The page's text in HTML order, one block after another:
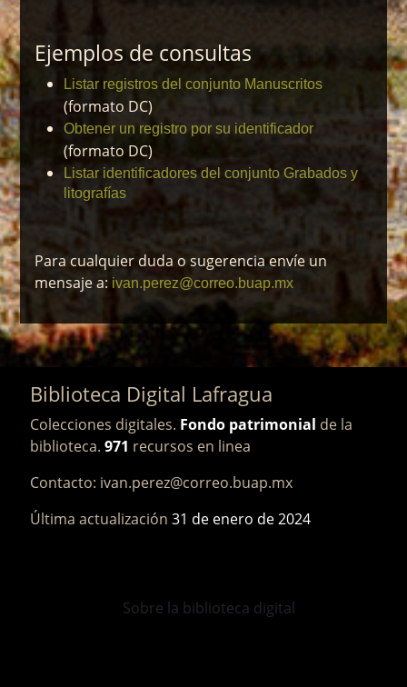
Ejemplos de consultas
Listar registros del conjunto Manuscritos
(formato DC)
Obtener un registro por su identificador
(formato DC)
Listar identificadores del conjunto Grabados y
litografías
Para cualquier duda o sugerencia envíe un
mensaje a: ivan.perez@correo.buap.mx
Biblioteca Digital Lafragua
Colecciones digitales. Fondo patrimonial de la
biblioteca. 971 recursos en linea
Contacto: ivan.perez@correo.buap.mx
Última actualización 31 de enero de 2024
Sobre la biblioteca digital